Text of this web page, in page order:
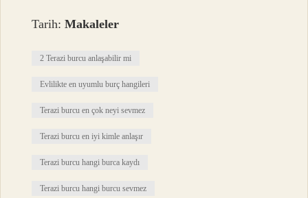
Tarih:Makaleler
2 Terazi burcu anlaşabilir mi
Evlilikte en uyumlu burç hangileri
Terazi burcu en çok neyi sevmez
Terazi burcu en iyi kimle anlaşır
Terazi burcu hangi burca kaydı
Terazi burcu hangi burcu sevmez